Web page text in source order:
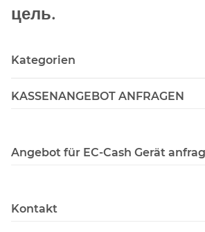
цель.
Kategorien
KASSENANGEBOT ANFRAGEN
Angebot für EC-Cash Gerät
Kontakt